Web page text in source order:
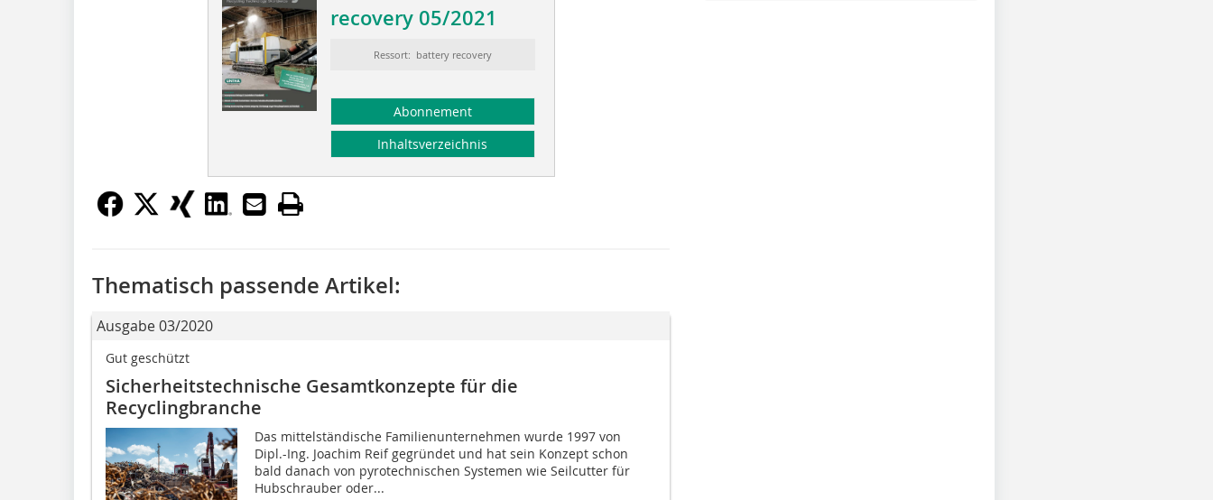
recovery 05/2021
Ressort: battery recovery
Abonnement
Inhaltsverzeichnis
Thematisch passende Artikel:
Ausgabe 03/2020
Gut geschützt
Sicherheitstechnische Gesamtkonzepte für die
Recyclingbranche
Das mittelständische Familienunternehmen wurde 1997 von
Dipl.-Ing. Joachim Reif gegründet und hat sein Konzept schon
bald danach von pyrotechnischen Systemen wie Seilcutter für
Hubschrauber oder...